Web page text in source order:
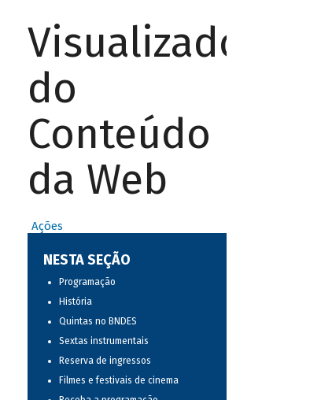
Visualizador
do
Conteúdo
da Web
Ações
NESTA SEÇÃO
Programação
História
Quintas no BNDES
Sextas instrumentais
Reserva de ingressos
Filmes e festivais de cinema